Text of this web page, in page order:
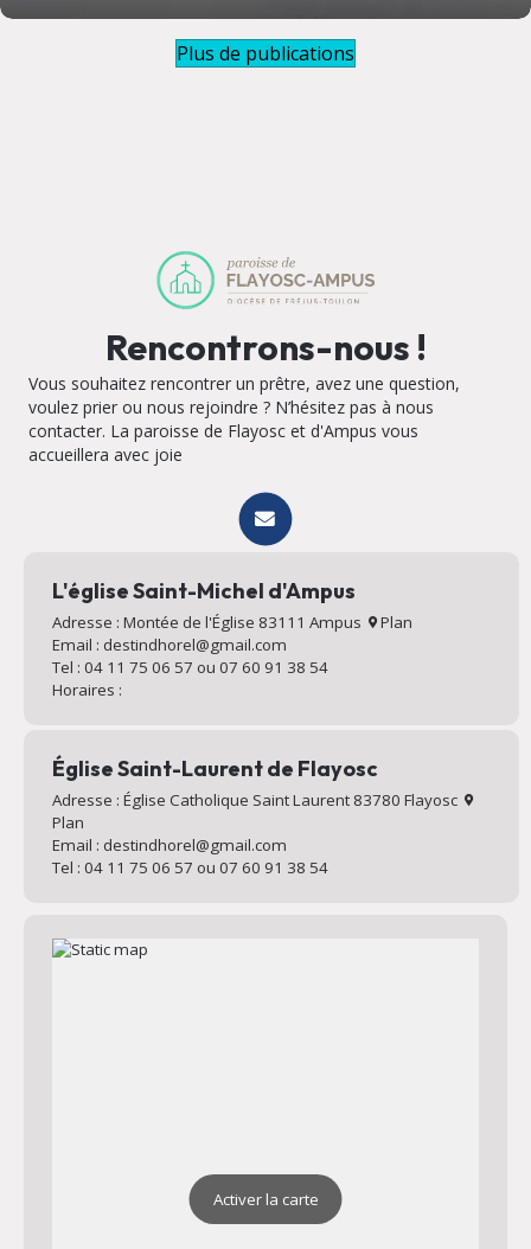
Plus de publications
Rencontrons-nous !
Vous souhaitez rencontrer un prêtre, avez une question,
voulez prier ou nous rejoindre ? N’hésitez pas à nous
contacter. La paroisse de Flayosc et d'Ampus vous
accueillera avec joie
L'église Saint-Michel d'Ampus
Adresse : Montée de l'Église 83111 Ampus
Plan
Email : destindhorel@gmail.com
Tel : 04 11 75 06 57 ou 07 60 91 38 54
Horaires :
Église Saint-Laurent de Flayosc
Adresse : Église Catholique Saint Laurent 83780 Flayosc
Plan
Email : destindhorel@gmail.com
Tel : 04 11 75 06 57 ou 07 60 91 38 54
Activer la carte